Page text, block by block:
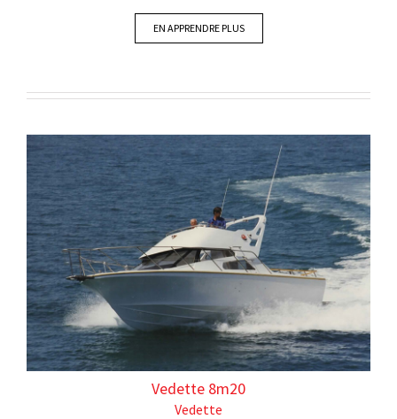
EN APPRENDRE PLUS
Vedette 8m20
Vedette